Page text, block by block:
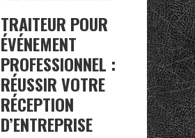
TRAITEUR POUR
ÉVÉNEMENT
PROFESSIONNEL :
RÉUSSIR VOTRE
RÉCEPTION
D’ENTREPRISE